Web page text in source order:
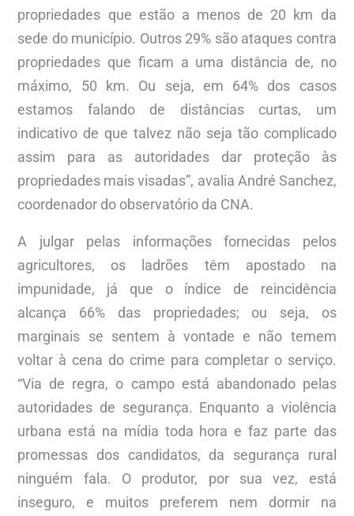
propriedades que estão a menos de 20 km da
sede do município. Outros 29% são ataques contra
propriedades que ficam a uma distância de, no
máximo, 50 km. Ou seja, em 64% dos casos
estamos falando de distâncias curtas, um
indicativo de que talvez não seja tão complicado
assim para as autoridades dar proteção às
propriedades mais visadas”, avalia André Sanchez,
coordenador do observatório da CNA.
A julgar pelas informações fornecidas pelos
agricultores, os ladrões têm apostado na
impunidade, já que o índice de reincidência
alcança 66% das propriedades; ou seja, os
marginais se sentem à vontade e não temem
voltar à cena do crime para completar o serviço.
“Via de regra, o campo está abandonado pelas
autoridades de segurança. Enquanto a violência
urbana está na mídia toda hora e faz parte das
promessas dos candidatos, da segurança rural
ninguém fala. O produtor, por sua vez, está
inseguro, e muitos preferem nem dormir na